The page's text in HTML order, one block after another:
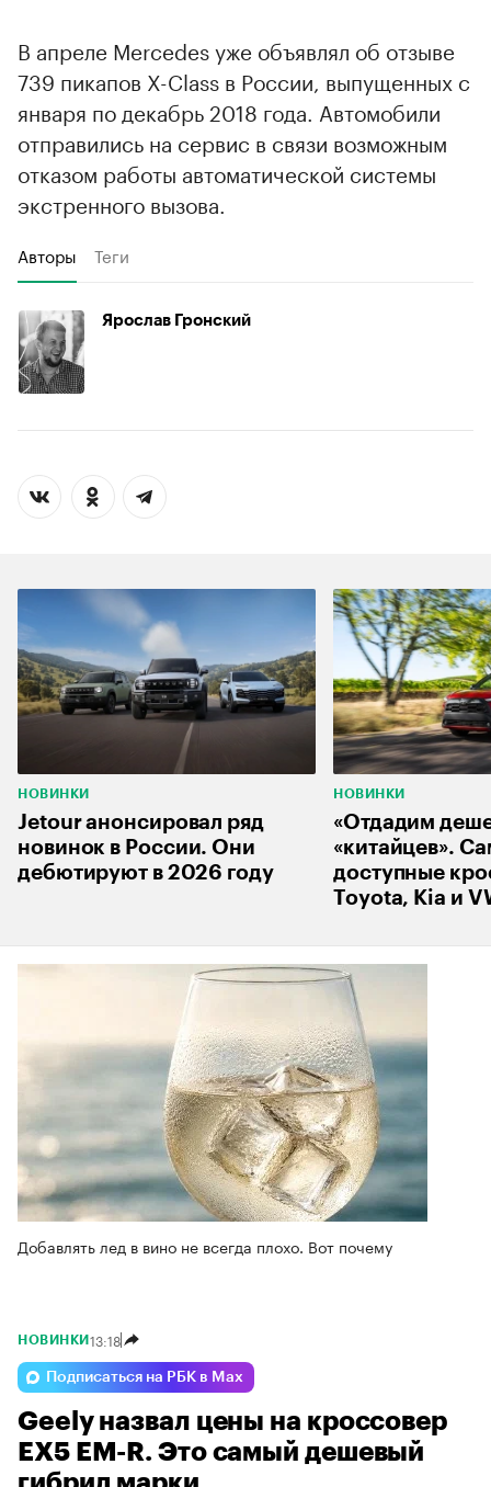
В апреле Mercedes уже объявлял об отзыве
739 пикапов X-Class в России, выпущенных с
января по декабрь 2018 года. Автомобили
отправились на сервис в связи возможным
отказом работы автоматической системы
экстренного вызова.
Авторы Теги
Ярослав Гронский
НОВИНКИ
Jetour анонсировал ряд
новинок в России. Они
дебютируют в 2026 году
НОВИНКИ
«Отдадим
«китайцев».
доступные
Toyota, Kia и
Добавлять лед в вино не всегда плохо. Вот почему
НОВИНКИ 13:18
Подписаться на РБК в Max
Geely назвал цены на кроссовер
EX5 EM-R. Это самый дешевый